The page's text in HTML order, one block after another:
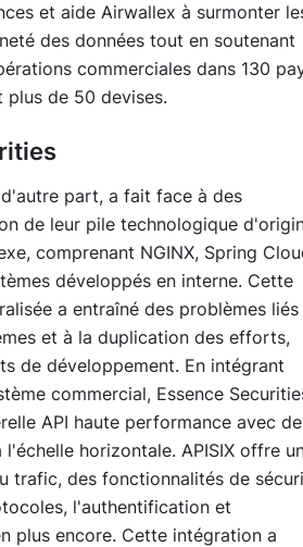
et aide Airwallex à surmonter
des données tout en soutenant
commerciales dans 130
de 50 devises.
part, a fait face à des
de leur pile technologique
comprenant NGINX, Spring
développés en interne. Cette
a entraîné des problèmes liés
et à la duplication des efforts,
de développement. En intégrant
commercial, Essence
API haute performance avec
horizontale. APISIX offre
trafic, des fonctionnalités de
l'authentification et
plus encore. Cette intégration a